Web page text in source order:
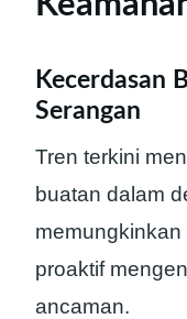
Kecerdasan
Serangan
Tren terkini
buatan dalam
proaktif
ancaman.